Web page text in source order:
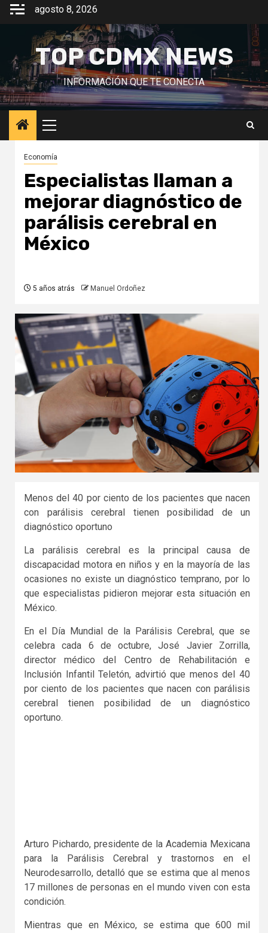
Saltar
contenido
agosto 8, 2026
TOP CDMX NEWS
INFORMACIÓN QUE TE CONECTA
Menú
principal
Economía
Especialistas llaman a
mejorar diagnóstico de
parálisis cerebral en
México
5 años atrás Manuel Ordoñez
Menos del 40 por ciento de los pacientes que nacen
con parálisis cerebral tienen posibilidad de un
diagnóstico oportuno
La parálisis cerebral es la principal causa de
discapacidad motora en niños y en la mayoría de las
ocasiones no existe un diagnóstico temprano, por lo
que especialistas pidieron mejorar esta situación en
México.
En el Día Mundial de la Parálisis Cerebral, que se
celebra cada 6 de octubre, José Javier Zorrilla,
director médico del Centro de Rehabilitación e
Inclusión Infantil Teletón, advirtió que menos del 40
por ciento de los pacientes que nacen con parálisis
cerebral tienen posibilidad de un diagnóstico
oportuno.
Arturo Pichardo, presidente de la Academia Mexicana
para la Parálisis Cerebral y trastornos en el
Neurodesarrollo, detalló que se estima que al menos
17 millones de personas en el mundo viven con esta
condición.
Mientras que en México, se estima que 600 mil